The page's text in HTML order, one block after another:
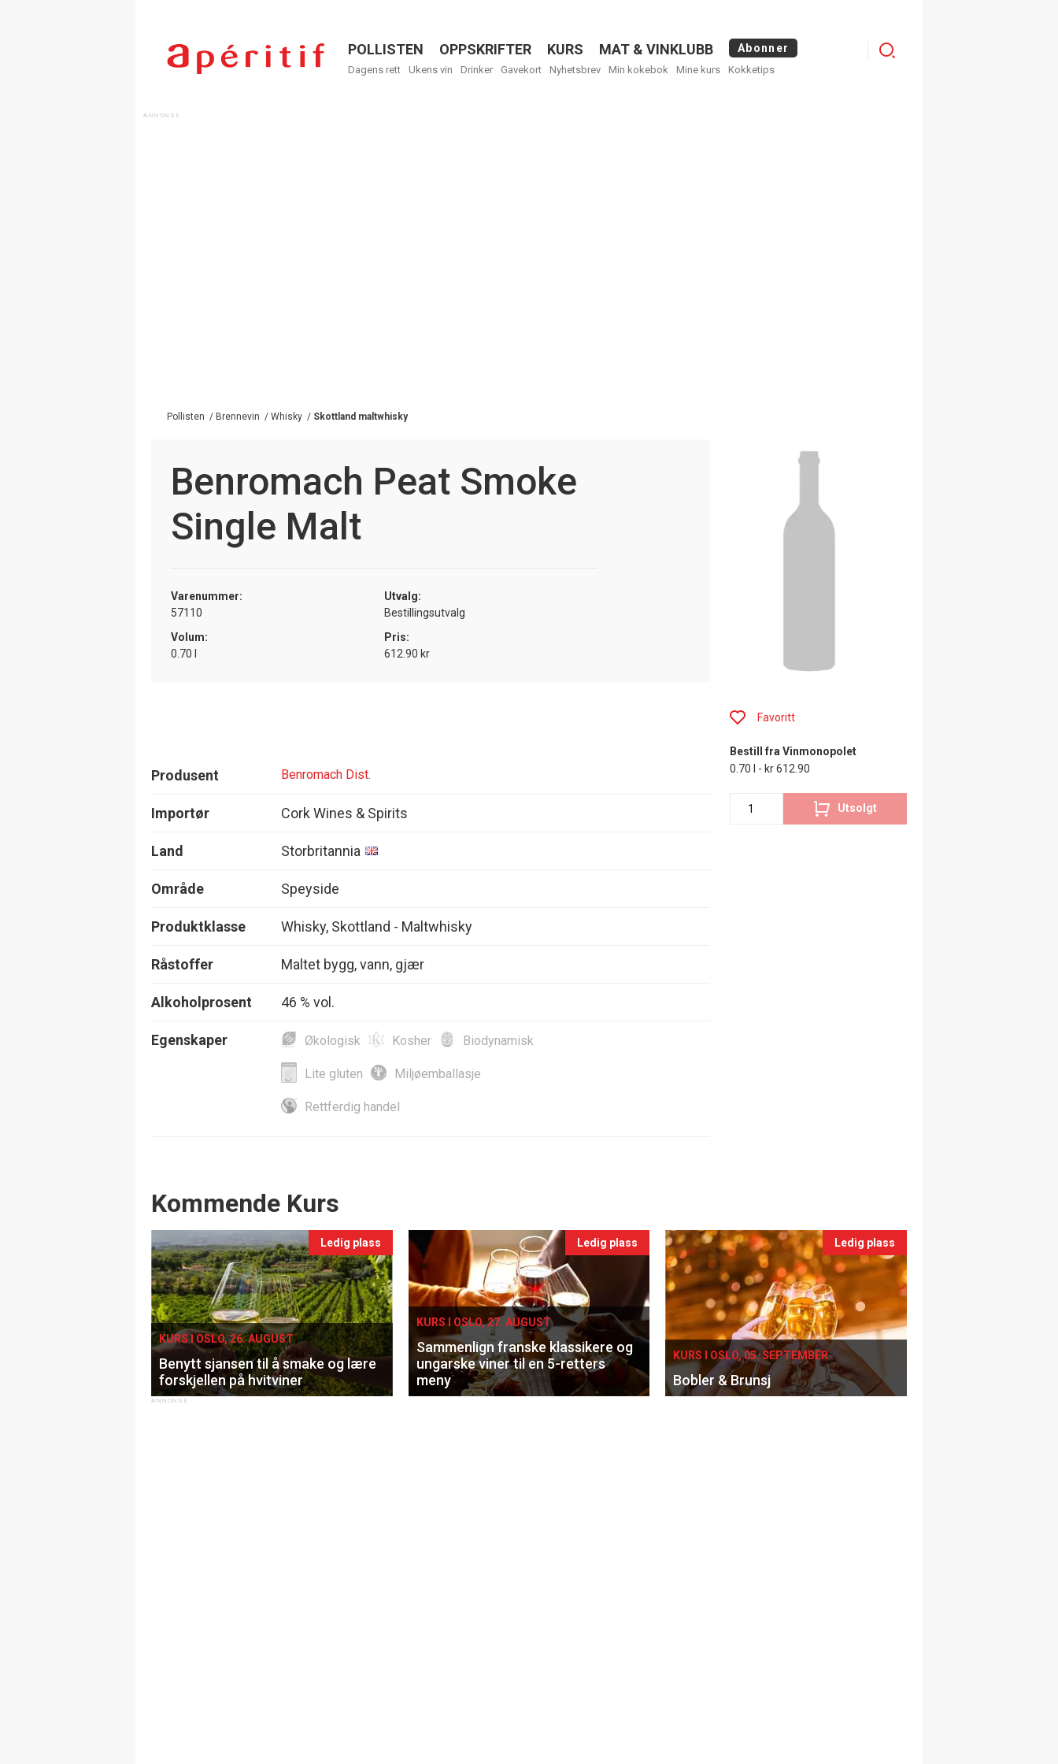
Menu
POLLISTEN OPPSKRIFTER KURS MAT & VINKLUBB Abonner
Dagens rett Ukens vin Drinker Gavekort Nyhetsbrev Min kokebok Mine kurs Kokketips
Menu
Pollisten / Brennevin / Whisky / Skottland maltwhisky
Benromach Peat Smoke
Single Malt
Varenummer:
57110
Utvalg:
Bestillingsutvalg
Volum:
0.70 l
Pris:
612.90 kr
Produsent Benromach Dist.
Importør Cork Wines & Spirits
Land Storbritannia
Område Speyside
Produktklasse Whisky, Skottland - Maltwhisky
Råstoffer Maltet bygg, vann, gjær
Alkoholprosent 46 % vol.
Egenskaper Økologisk Kosher Biodynamisk
Lite gluten Miljøemballasje
Rettferdig handel
Favoritt
Bestill fra Vinmonopolet
0.70 l - kr 612.90
Utsolgt
Events
Kommende Kurs
Ledig plass
KURS I OSLO, 26. AUGUST
Benytt sjansen til å smake og lære
forskjellen på hvitviner
Ledig plass
KURS I OSLO, 27. AUGUST
Sammenlign franske klassikere og
ungarske viner til en 5-retters
meny
Ledig plass
KURS I OSLO, 05. SEPTEMBER
Bobler & Brunsj